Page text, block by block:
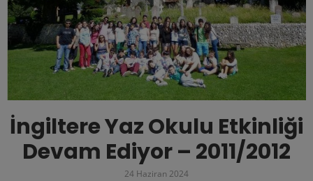
İngiltere Yaz Okulu Etkinliği
Devam Ediyor – 2011/2012
24 Haziran 2024